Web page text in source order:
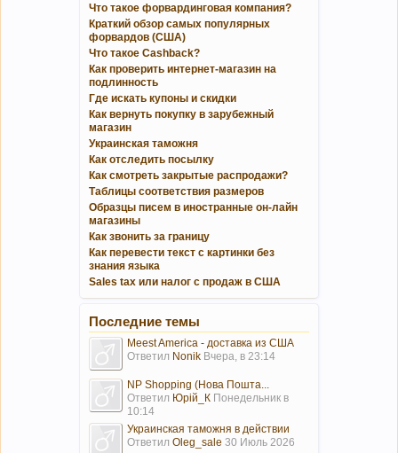
Что такое форвардинговая компания?
Краткий обзор самых популярных
форвардов (США)
Что такое Cashback?
Как проверить интернет-магазин на
подлинность
Где искать купоны и скидки
Как вернуть покупку в зарубежный
магазин
Украинская таможня
Как отследить посылку
Как смотреть закрытые распродажи?
Таблицы соответствия размеров
Образцы писем в иностранные он-лайн
магазины
Как звонить за границу
Как перевести текст с картинки без
знания языка
Sales tax или налог с продаж в США
Последние темы
Meest America - доставка из США
Ответил Nonik Вчера, в 23:14
NP Shopping (Нова Пошта...
Ответил Юрій_К Понедельник в
10:14
Украинская таможня в действии
Ответил Oleg_sale 30 Июль 2026